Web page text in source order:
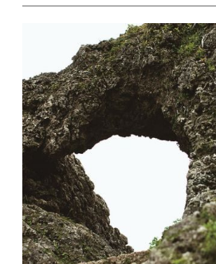
臨”した女神である。財運に恵
才天を参詣し、心を清めるのが
寶冨貴の聖地」とも言われる、
島・竹生島に向かった。